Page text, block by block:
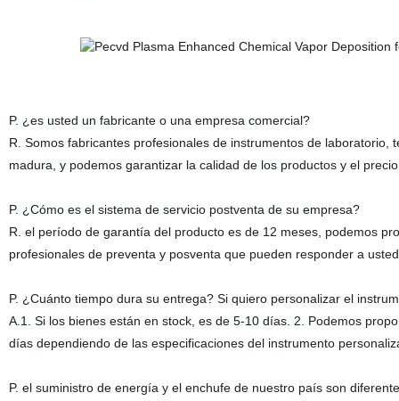
P. ¿es usted un fabricante o una empresa comercial?
R. Somos fabricantes profesionales de instrumentos de
madura, y podemos garantizar la calidad de los productos y el
P. ¿Cómo es el sistema de servicio postventa de su empresa?
R. el período de garantía del producto es de 12 meses, podemos
profesionales de preventa y posventa que pueden responder a
P. ¿Cuánto tiempo dura su entrega? Si quiero personalizar el
A.1. Si los bienes están en stock, es de 5-10 días. 2. Podemos
días dependiendo de las especificaciones del instrumento
P. el suministro de energía y el enchufe de nuestro país son